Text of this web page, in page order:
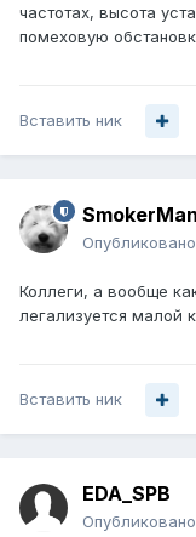
частотах, высота
помеховую
Вставить ник
SmokerMan
Опубликовано
Коллеги, а вообще
легализуется малой
Вставить ник
EDA_SPB
Опубликовано